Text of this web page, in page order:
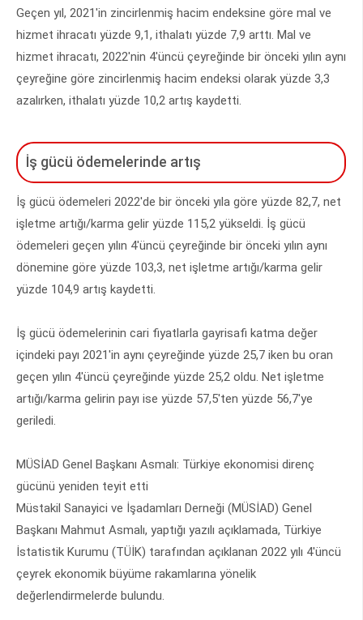
Geçen yıl, 2021'in zincirlenmiş hacim endeksine göre mal ve
hizmet ihracatı yüzde 9,1, ithalatı yüzde 7,9 arttı. Mal ve
hizmet ihracatı, 2022'nin 4'üncü çeyreğinde bir önceki yılın aynı
çeyreğine göre zincirlenmiş hacim endeksi olarak yüzde 3,3
azalırken, ithalatı yüzde 10,2 artış kaydetti.
İş gücü ödemelerinde artış
İş gücü ödemeleri 2022'de bir önceki yıla göre yüzde 82,7, net
işletme artığı/karma gelir yüzde 115,2 yükseldi. İş gücü
ödemeleri geçen yılın 4'üncü çeyreğinde bir önceki yılın aynı
dönemine göre yüzde 103,3, net işletme artığı/karma gelir
yüzde 104,9 artış kaydetti.
İş gücü ödemelerinin cari fiyatlarla gayrisafi katma değer
içindeki payı 2021'in aynı çeyreğinde yüzde 25,7 iken bu oran
geçen yılın 4'üncü çeyreğinde yüzde 25,2 oldu. Net işletme
artığı/karma gelirin payı ise yüzde 57,5'ten yüzde 56,7'ye
geriledi.
MÜSİAD Genel Başkanı Asmalı: Türkiye ekonomisi direnç
gücünü yeniden teyit etti
Müstakil Sanayici ve İşadamları Derneği (MÜSİAD) Genel
Başkanı Mahmut Asmalı, yaptığı yazılı açıklamada, Türkiye
İstatistik Kurumu (TÜİK) tarafından açıklanan 2022 yılı 4'üncü
çeyrek ekonomik büyüme rakamlarına yönelik
değerlendirmelerde bulundu.